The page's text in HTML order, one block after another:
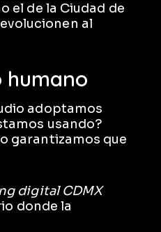
el de la Ciudad de
al
adoptamos
usando?
garantizamos que
digital CDMX
donde la